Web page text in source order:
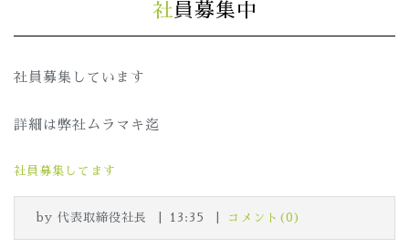
社員募集中
社員募集しています
詳細は弊社ムラマキ迄
社員募集してます
by 代表取締役社長 13:35 コメント(0)